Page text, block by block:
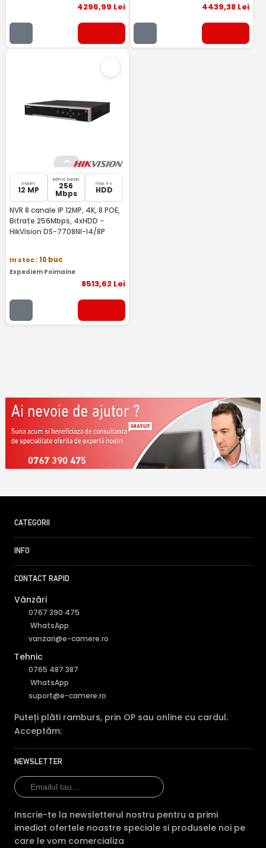
4296,99 Lei 4439,38 Lei
maxim
12 MP
latime banda
256
Mbps
max 4 x
HDD
NVR 8 canale IP 12MP, 4K, 8 POE,
Bitrate 256Mbps, 4xHDD -
HikVision DS-7708NI-I4/8P
In stoc: 10 buc
Expediem Poimaine
8513,62Lei
0767 390 475
CATEGORII
INFO
CONTACT RAPID
Vânzări
0767 390 475
WhatsApp
vanzari@e-camere.ro
Tehnic
0765 487 387
WhatsApp
suport@e-camere.ro
Puteți plăti ramburs, prin OP sau online cu cardul.
Acceptăm:
NEWSLETTER
Inscrie-te la newsletterul nostru pentru a primi
imediat ofertele noastre speciale si produsele noi pe
care le vom comercializa